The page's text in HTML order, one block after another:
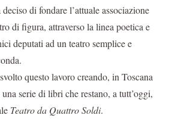
di fondare l’attuale associazione
di figura, attraverso la linea poetica e
deputati ad un teatro semplice e
questo lavoro creando, in Toscana
serie di libri che restano, a tutt’oggi,
Teatro da Quattro Soldi.